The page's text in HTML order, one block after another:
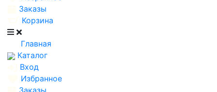
Заказы
Корзина
Главная
Каталог
Вход
Избранное
Заказы